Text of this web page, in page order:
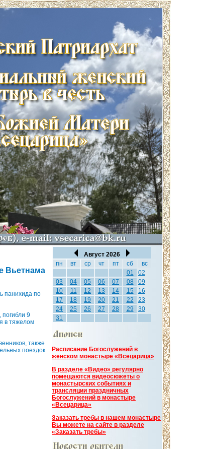
Вьетнама
панихида по
погибли 9
в тяжелом
также
поездок
Август 2026
пн
вт ср чт пт сб
вс
01
02
03
04 05 06 07 08
09
10
11 12 13 14 15
16
17
18 19 20 21 22
23
24
25 26 27 28 29
30
31
Расписание Богослужений в
женском монастыре «Всецарица»
В разделе «Видео» регулярно
помещаются видеосюжеты о
монастырских событиях и
трансляции праздничных
Богослужений в монастыре
«Всецарица»
Заказать требы в нашем монастыре
Вы можете на сайте в разделе
«Заказать требы»